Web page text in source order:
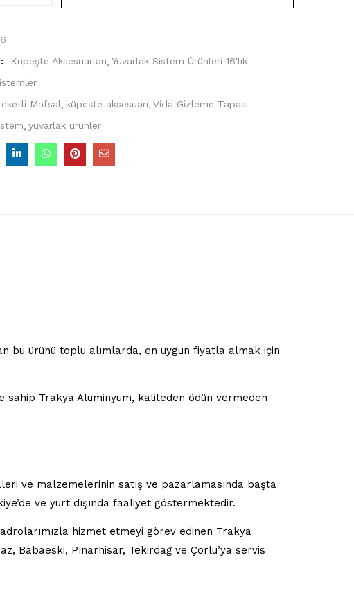
Küpeşte Aksesuarları Yuvarlak Sistem Ürünleri 16'lık
Mafsal küpeşte aksesuarı Vida Gizleme Tapası
yuvarlak ürünler
bu ürünü toplu alımlarda, en uygun fiyatla almak için
Trakya Aluminyum, kaliteden ödün vermeden
ve malzemelerinin satış ve pazarlamasında başta
ve yurt dışında faaliyet göstermektedir.
hizmet etmeyi görev edinen Trakya
Babaeski, Pınarhisar, Tekirdağ ve Çorlu’ya servis